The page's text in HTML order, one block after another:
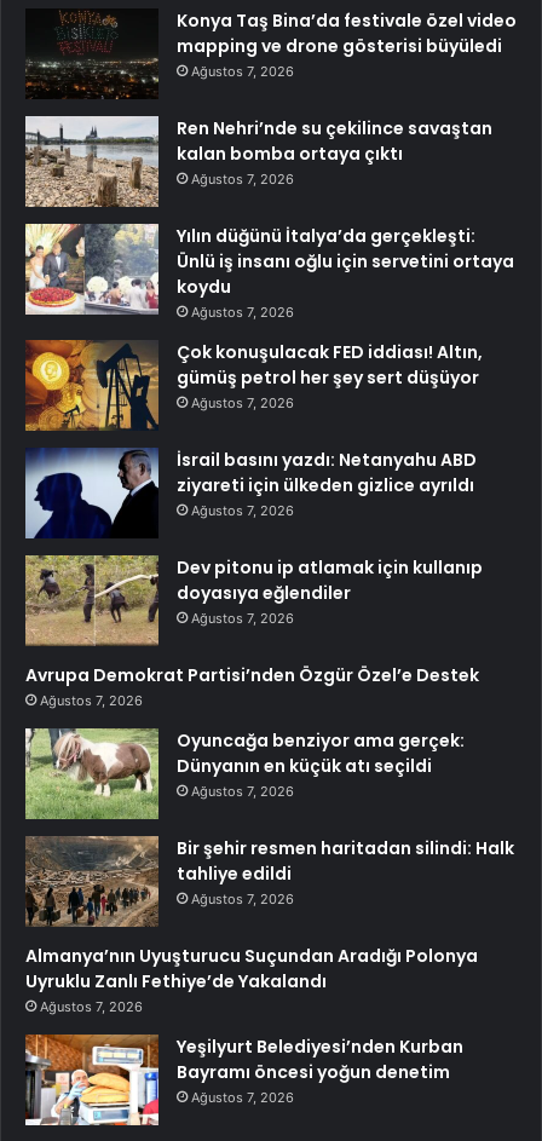
Konya Taş Bina’da festivale özel video
mapping ve drone gösterisi büyüledi
Ağustos 7, 2026
Ren Nehri’nde su çekilince savaştan
kalan bomba ortaya çıktı
Ağustos 7, 2026
Yılın düğünü İtalya’da gerçekleşti:
Ünlü iş insanı oğlu için servetini ortaya
koydu
Ağustos 7, 2026
Çok konuşulacak FED iddiası! Altın,
gümüş petrol her şey sert düşüyor
Ağustos 7, 2026
İsrail basını yazdı: Netanyahu ABD
ziyareti için ülkeden gizlice ayrıldı
Ağustos 7, 2026
Dev pitonu ip atlamak için kullanıp
doyasıya eğlendiler
Ağustos 7, 2026
Avrupa Demokrat Partisi’nden Özgür Özel’e Destek
Ağustos 7, 2026
Oyuncağa benziyor ama gerçek:
Dünyanın en küçük atı seçildi
Ağustos 7, 2026
Bir şehir resmen haritadan silindi: Halk
tahliye edildi
Ağustos 7, 2026
Almanya’nın Uyuşturucu Suçundan Aradığı Polonya
Uyruklu Zanlı Fethiye’de Yakalandı
Ağustos 7, 2026
Yeşilyurt Belediyesi’nden Kurban
Bayramı öncesi yoğun denetim
Ağustos 7, 2026